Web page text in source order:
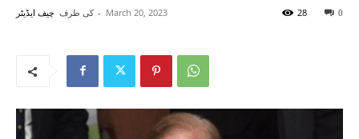
کی طرف چیف ایڈیٹر - March 20, 2023 0
28